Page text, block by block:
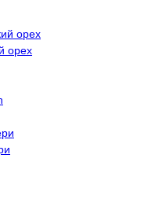
орех
орех